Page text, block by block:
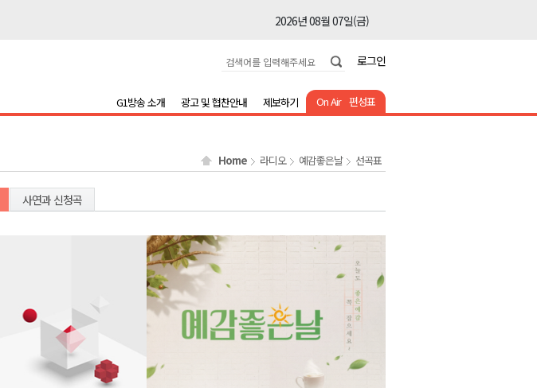
2026년 08월 07일(금)
2026년 08월 07일(금)
2026년 08월 07일(금)
2026년 08월 07일(금)
2026년 08월 07일(금)
2026년 08월 07일(금)
2026년 08월 07일(금)
2026년 08월 07일(금)
2026년 08월 07일(금)
2026년 08월 07일(금)
로그인
On Air 편성표
G1방송 소개 광고 및 협찬안내 제보하기
Home 라디오 예감좋은날 선곡표
사연과 신청곡